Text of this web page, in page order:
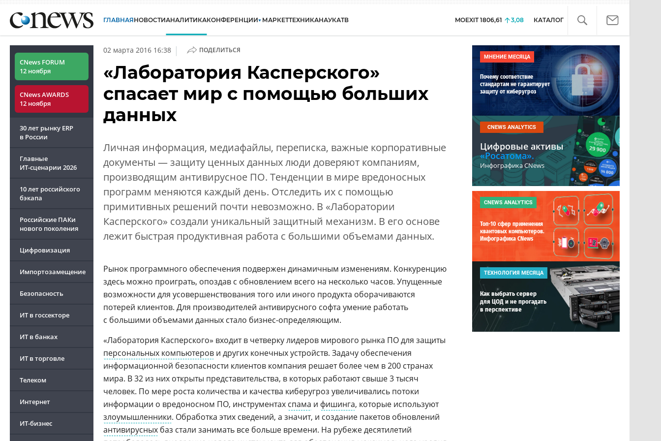
ГЛАВНАЯНОВОСТИАНАЛИТИКАКОНФЕРЕНЦИИ МАРКЕТТЕХНИКАНАУКАТВ MOEXIT 1806,61 3,08 КАТАЛОГ
CNews FORUM
12 ноября
CNews AWARDS
12 ноября
30 лет рынку ERP
в России
Главные
ИТ-сценарии 2026
10 лет российского
бэкапа
Российские ПАКи
нового поколения
Цифровизация
Импортозамещение
Безопасность
ИТ в госсекторе
ИТ в банках
ИТ в торговле
Телеком
Интернет
ИТ-бизнес
02 марта 2016 16:38 | ПОДЕЛИТЬСЯ
«Лаборатория Касперского»
спасает мир с помощью больших
данных
Личная информация, медиафайлы, переписка, важные корпоративные
документы — защиту ценных данных люди доверяют компаниям,
производящим антивирусное ПО. Тенденции в мире вредоносных
программ меняются каждый день. Отследить их с помощью
примитивных решений почти невозможно. В «Лаборатории
Касперского» создали уникальный защитный механизм. В его основе
лежит быстрая продуктивная работа с большими объемами данных.
Рынок программного обеспечения подвержен динамичным изменениям. Конкуренцию
здесь можно проиграть, опоздав с обновлением всего на несколько часов. Упущенные
возможности для усовершенствования того или иного продукта оборачиваются
потерей клиентов. Для производителей антивирусного софта умение работать
с большими объемами данных стало бизнес-определяющим.
«Лаборатория Касперского» входит в четверку лидеров мирового рынка ПО для защиты
персональных компьютеров и других конечных устройств. Задачу обеспечения
информационной безопасности клиентов компания решает более чем в 200 странах
мира. В 32 из них открыты представительства, в которых работают свыше 3 тысяч
человек. По мере роста количества и качества киберугроз увеличивались потоки
информации о вредоносном ПО, инструментах спама и фишинга, которые используют
злоумышленники. Обработка этих сведений, а значит, и создание пакетов обновлений
антивирусных баз стали занимать все больше времени. На рубеже десятилетий
МНЕНИЕ МЕСЯЦА
Почему соответствие
стандартам не гарантирует
защиту от киберугроз
CNEWS ANALYTICS
Цифровые активы
«Росатома».
Инфографика CNews
CNEWS ANALYTICS
Топ-10 сфер применения
квантовых компьютеров.
Инфографика CNews
ТЕХНОЛОГИЯ МЕСЯЦА
Как выбрать сервер
для ЦОД и не прогадать
в перспективе